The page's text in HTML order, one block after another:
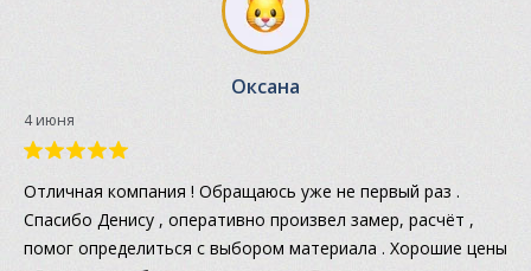
Оксана
4 июня
Отличная компания ! Обращаюсь уже не первый раз .
Спасибо Денису , оперативно произвел замер, расчёт ,
помог определиться с выбором материала . Хорошие цены